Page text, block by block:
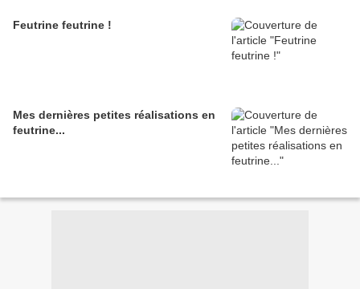
Feutrine feutrine !
Mes dernières petites réalisations en
feutrine...